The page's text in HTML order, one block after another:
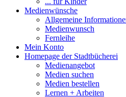
Medienwünsche
Allgemeine
Medienwunsch
Fernleihe
Mein Konto
Homepage der Stadtbücherei
Medienangebot
Medien suchen
Medien bestellen
Lernen + Arbeiten